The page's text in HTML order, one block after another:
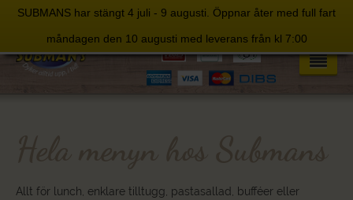
SUBMANS har stängt 4 juli - 9 augusti. Öppnar åter med full fart
måndagen den 10 augusti med leverans från kl 7:00
to
content
Allt för lunch, enklare tilltugg, pastasallad, bufféer eller